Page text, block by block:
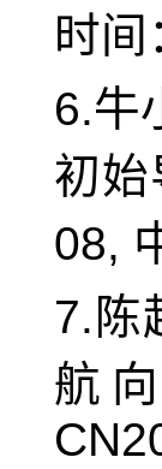
时
6.牛
初
08,
7.陈
航